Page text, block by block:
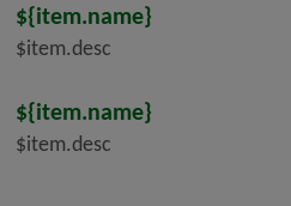
${item.name}
$item.desc
${item.name}
$item.desc